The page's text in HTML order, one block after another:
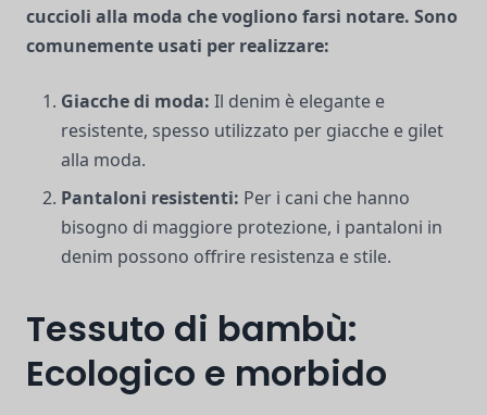
cuccioli alla moda che vogliono farsi notare. Sono
comunemente usati per realizzare:
Giacche di moda: Il denim è elegante e
resistente, spesso utilizzato per giacche e gilet
alla moda.
Pantaloni resistenti: Per i cani che hanno
bisogno di maggiore protezione, i pantaloni in
denim possono offrire resistenza e stile.
Tessuto di bambù:
Ecologico e morbido